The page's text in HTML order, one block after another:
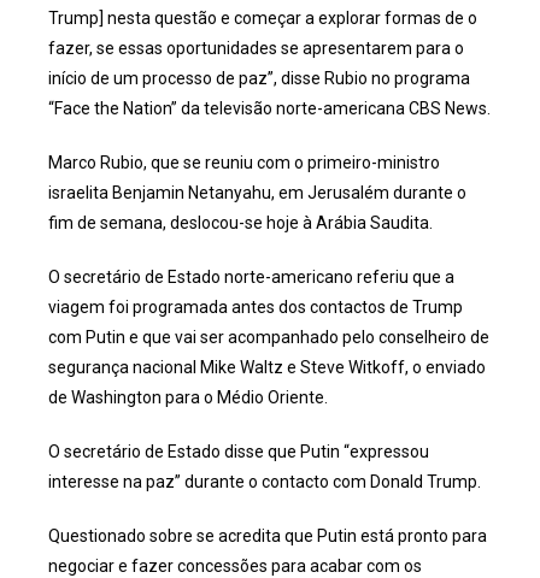
Trump] nesta questão e começar a explorar formas de o
fazer, se essas oportunidades se apresentarem para o
início de um processo de paz”, disse Rubio no programa
“Face the Nation” da televisão norte-americana CBS News.
Marco Rubio, que se reuniu com o primeiro-ministro
israelita Benjamin Netanyahu, em Jerusalém durante o
fim de semana, deslocou-se hoje à Arábia Saudita.
O secretário de Estado norte-americano referiu que a
viagem foi programada antes dos contactos de Trump
com Putin e que vai ser acompanhado pelo conselheiro de
segurança nacional Mike Waltz e Steve Witkoff, o enviado
de Washington para o Médio Oriente.
O secretário de Estado disse que Putin “expressou
interesse na paz” durante o contacto com Donald Trump.
Questionado sobre se acredita que Putin está pronto para
negociar e fazer concessões para acabar com os